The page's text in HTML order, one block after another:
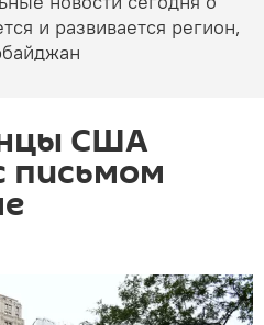
и развивается регион,
США
письмом